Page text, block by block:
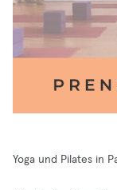
Yoga und Pilates in